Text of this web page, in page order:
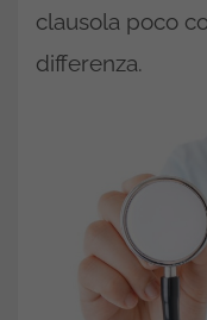
clausola poco
differenza.